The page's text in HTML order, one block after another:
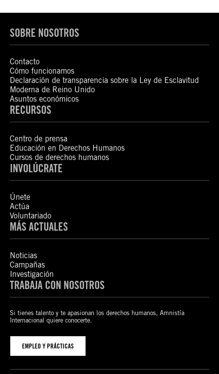
SOBRE NOSOTROS
Contacto
Cómo funcionamos
Declaración de transparencia sobre la Ley de Esclavitud
Moderna de Reino Unido
Asuntos económicos
RECURSOS
Centro de prensa
Educación en Derechos Humanos
Cursos de derechos humanos
INVOLÚCRATE
Únete
Actúa
Voluntariado
MÁS ACTUALES
Noticias
Campañas
Investigación
TRABAJA CON NOSOTROS
Si tienes talento y te apasionan los derechos humanos, Amnistía
Internacional quiere conocerte.
EMPLEO Y PRÁCTICAS